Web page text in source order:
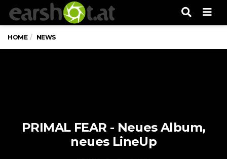
HOME NEWS
PRIMAL FEAR - Neues Album,
neues LineUp